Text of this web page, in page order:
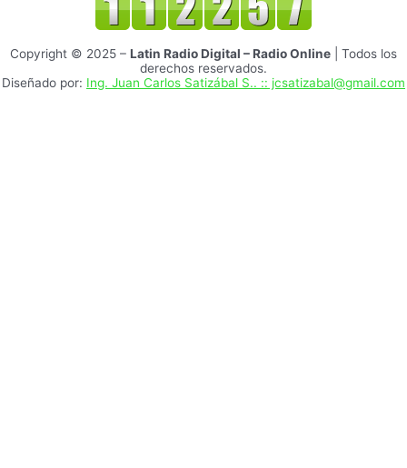
Copyright © 2025 – Latin Radio Digital – Radio Online | Todos los
derechos reservados.
Diseñado por: Ing. Juan Carlos Satizábal S.. :: jcsatizabal@gmail.com